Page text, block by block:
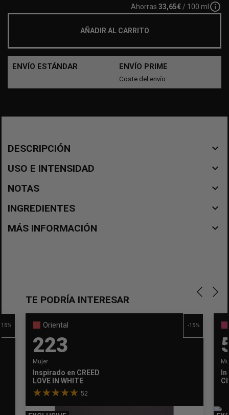
Ahorras 33,65€ / 100 mlinfo_outline
AÑADIR AL CARRITO
ENVÍO ESTÁNDAR ENVÍO PRIME
Coste del envío:
DESCRIPCIÓN navigate_before
USO E INTENSIDAD navigate_before
NOTAS navigate_before
INGREDIENTES navigate_before
MÁS INFORMACIÓN navigate_before
TE PODRÍA INTERESAR
Oriental
223
Mujer
Inspirado en CREED
LOVE IN WHITE
52
-15%